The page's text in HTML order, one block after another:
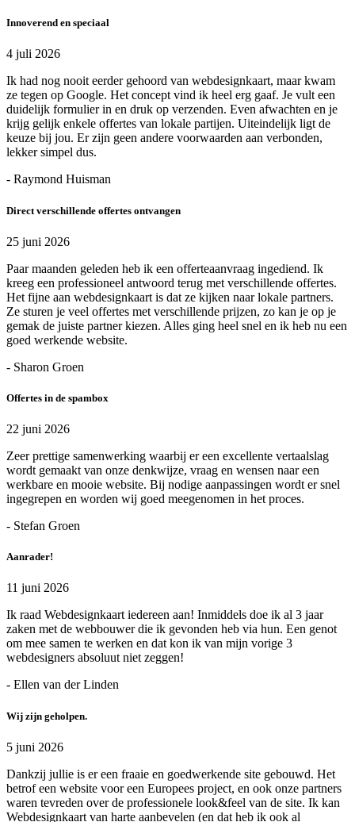
Innoverend en speciaal
4 juli 2026
Ik had nog nooit eerder gehoord van webdesignkaart, maar kwam
ze tegen op Google. Het concept vind ik heel erg gaaf. Je vult een
duidelijk formulier in en druk op verzenden. Even afwachten en je
krijg gelijk enkele offertes van lokale partijen. Uiteindelijk ligt de
keuze bij jou. Er zijn geen andere voorwaarden aan verbonden,
lekker simpel dus.
- Raymond Huisman
Direct verschillende offertes ontvangen
25 juni 2026
Paar maanden geleden heb ik een offerteaanvraag ingediend. Ik
kreeg een professioneel antwoord terug met verschillende offertes.
Het fijne aan webdesignkaart is dat ze kijken naar lokale partners.
Ze sturen je veel offertes met verschillende prijzen, zo kan je op je
gemak de juiste partner kiezen. Alles ging heel snel en ik heb nu een
goed werkende website.
- Sharon Groen
Offertes in de spambox
22 juni 2026
Zeer prettige samenwerking waarbij er een excellente vertaalslag
wordt gemaakt van onze denkwijze, vraag en wensen naar een
werkbare en mooie website. Bij nodige aanpassingen wordt er snel
ingegrepen en worden wij goed meegenomen in het proces.
- Stefan Groen
Aanrader!
11 juni 2026
Ik raad Webdesignkaart iedereen aan! Inmiddels doe ik al 3 jaar
zaken met de webbouwer die ik gevonden heb via hun. Een genot
om mee samen te werken en dat kon ik van mijn vorige 3
webdesigners absoluut niet zeggen!
- Ellen van der Linden
Wij zijn geholpen.
5 juni 2026
Dankzij jullie is er een fraaie en goedwerkende site gebouwd. Het
betrof een website voor een Europees project, en ook onze partners
waren tevreden over de professionele look&feel van de site. Ik kan
Webdesignkaart van harte aanbevelen (en dat heb ik ook al